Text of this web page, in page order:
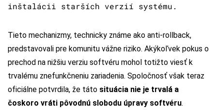
inštalácii starších verzií systému.
Tieto mechanizmy, technicky známe ako anti-rollback,
predstavovali pre komunitu vážne riziko. Akýkoľvek pokus o
prechod na nižšiu verziu softvéru mohol totižto viesť k
trvalému znefunkčneniu zariadenia. Spoločnosť však teraz
oficiálne potvrdila, že táto situácia nie je trvalá a
čoskoro vráti pôvodnú slobodu úpravy softvéru.